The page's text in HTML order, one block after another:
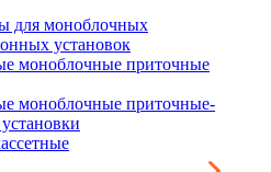
для моноблочных
установок
моноблочные приточные
моноблочные приточные-